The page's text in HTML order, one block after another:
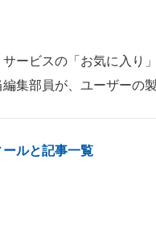
サービスの「お気に入り
編集部員が、ユーザーの
ルと記事一覧